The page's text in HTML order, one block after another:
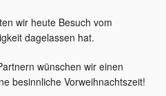
wir heute Besuch vom
dagelassen hat.
wünschen wir einen
besinnliche Vorweihnachtszeit!